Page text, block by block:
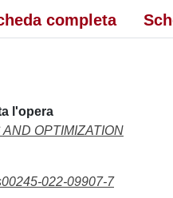
completa
l'opera
OPTIMIZATION
022-09907-7